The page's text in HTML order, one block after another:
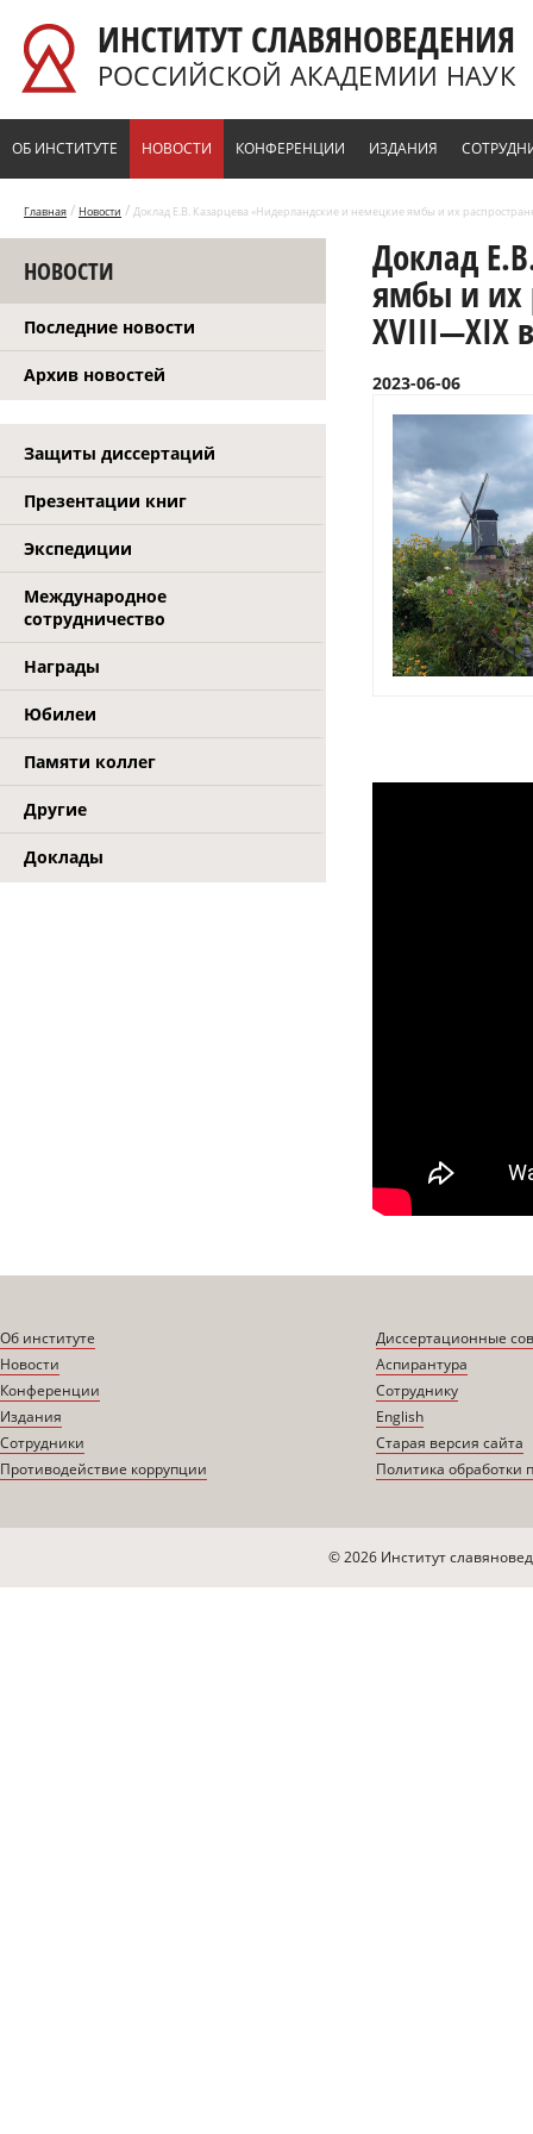
ИНСТИТУТ СЛАВЯНОВЕДЕНИЯ
РОССИЙСКОЙ АКАДЕМИИ НАУК
ОБ ИНСТИТУТЕ НОВОСТИ КОНФЕРЕНЦИИ ИЗДАНИЯ
Главная / Новости / Доклад Е.В. Казарцева «Нидерландские и немецкие ямбы и их
НОВОСТИ
Последние новости
Архив новостей
Защиты диссертаций
Презентации книг
Экспедиции
Международное
сотрудничество
Награды
Юбилеи
Памяти коллег
Другие
Доклады
Доклад
ямбы и их
XVIII—XIX
2023-06-06
Об институте
Новости
Конференции
Издания
Сотрудники
Противодействие коррупции
Диссертационные
Аспирантура
Сотруднику
English
Старая версия сайта
Политика обработки
© 2026 Институт